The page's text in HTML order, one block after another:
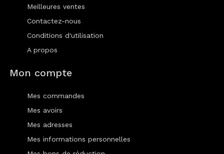
Meilleures ventes
Contactez-nous
Conditions d'utilisation
A propos
Mon compte
Mes commandes
Mes avoirs
Mes adresses
Mes informations personnelles